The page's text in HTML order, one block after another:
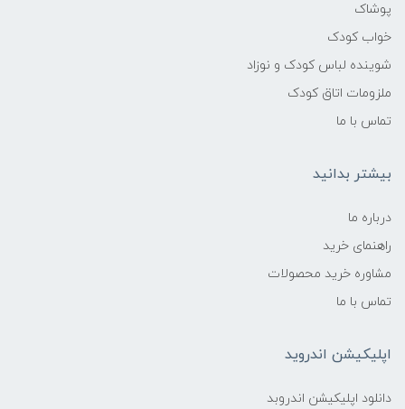
پوشاک
خواب کودک
شوینده لباس کودک و نوزاد
ملزومات اتاق کودک
تماس با ما
بیشتر بدانید
درباره ما
راهنمای خرید
مشاوره خرید محصولات
تماس با ما
اپلیکیشن اندروید
دانلود اپلیکیشن اندروبد